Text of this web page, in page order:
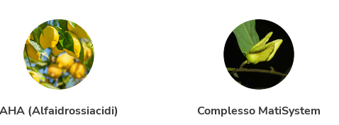
AHA (Alfaidrossiacidi) Complesso MatiSystem